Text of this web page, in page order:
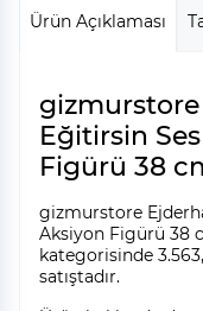
Ürün Açıklaması
gizmurstore
Eğitirsin
Figürü 38
gizmurstore
Aksiyon Figürü 38
kategorisinde
satıştadır.